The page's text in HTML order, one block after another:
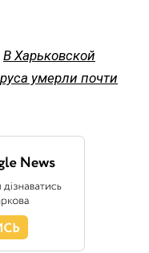
В Харьковской
умерли почти